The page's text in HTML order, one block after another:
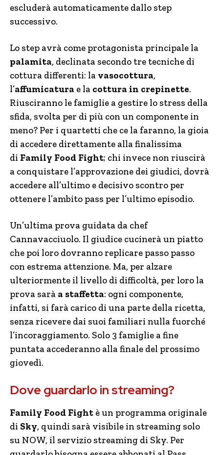
escluderà automaticamente dallo step
successivo.
Lo step avrà come protagonista principale la
palamita, declinata secondo tre tecniche di
cottura differenti: la vasocottura,
l’affumicatura e la cottura in crepinette.
Riusciranno le famiglie a gestire lo stress della
sfida, svolta per di più con un componente in
meno? Per i quartetti che ce la faranno, la gioia
di accedere direttamente alla finalissima
di Family Food Fight; chi invece non riuscirà
a conquistare l’approvazione dei giudici, dovrà
accedere all’ultimo e decisivo scontro per
ottenere l’ambito pass per l’ultimo episodio.
Un’ultima prova guidata da chef
Cannavacciuolo. Il giudice cucinerà un piatto
che poi loro dovranno replicare passo passo
con estrema attenzione. Ma, per alzare
ulteriormente il livello di difficoltà, per loro la
prova sarà a staffetta: ogni componente,
infatti, si farà carico di una parte della ricetta,
senza ricevere dai suoi familiari nulla fuorché
l’incoraggiamento. Solo 3 famiglie a fine
puntata accederanno alla finale del prossimo
giovedì.
Dove guardarlo in streaming?
Family Food Fight è un programma originale
di Sky, quindi sarà visibile in streaming solo
su NOW, il servizio streaming di Sky. Per